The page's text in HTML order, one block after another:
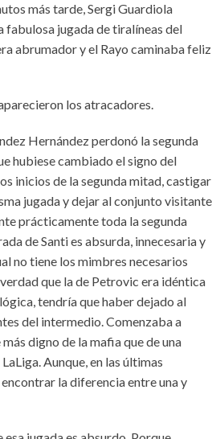
más tarde, Sergi Guardiola
fabulosa jugada de tiralíneas del
abrumador y el Rayo caminaba feliz
los atracadores.
Hernández perdonó la segunda
hubiese cambiado el signo del
inicios de la segunda mitad, castigar
jugada y dejar al conjunto visitante
prácticamente toda la segunda
de Santi es absurda, innecesaria y
no tiene los mimbres necesarios
que la de Petrovic era idéntica
tendría que haber dejado al
del intermedio. Comenzaba a
digno de la mafia que de una
Aunque, en las últimas
la diferencia entre una y